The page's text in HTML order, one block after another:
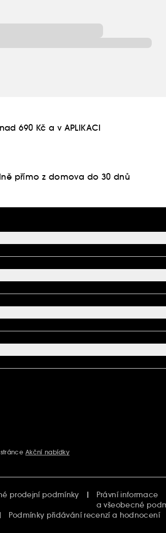
690 Kč a v APLIKACI
přímo z domova do 30 dnů
stránceAkční nabídky
prodejní podmínky
Právní informace
a všeobecné
Podmínky přidávání recenzí a hodnocení